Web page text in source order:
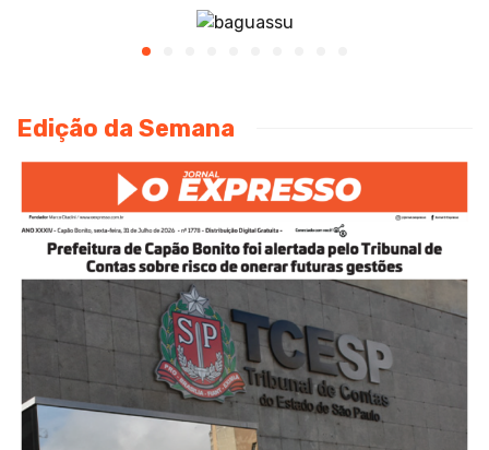
Edição da Semana